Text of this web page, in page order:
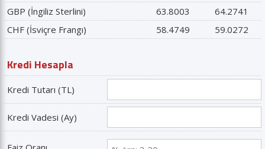
GBP (İngiliz Sterlini)
63.8003
64.2741
CHF (İsviçre Frangı)
58.4749 59.0272
Kredi Hesapla
Kredi Tutarı (TL)
Kredi Vadesi (Ay)